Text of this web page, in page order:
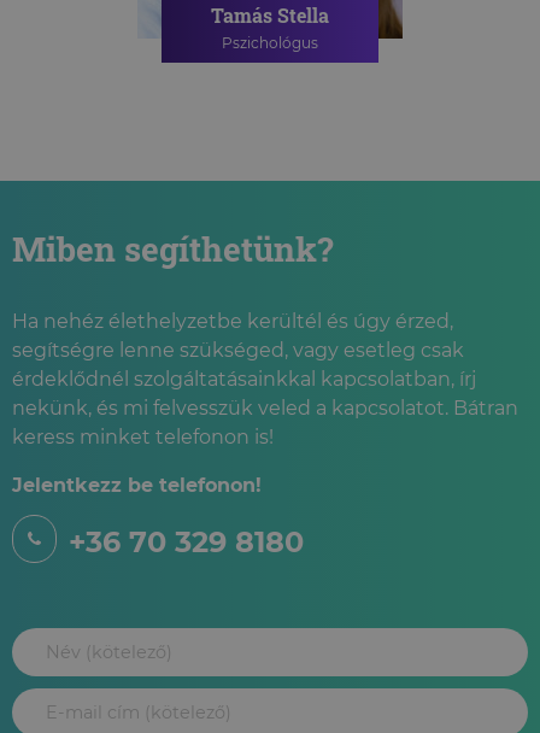
Tamás Stella
Pszichológus
Miben segíthetünk?
Ha nehéz élethelyzetbe kerültél és úgy érzed,
segítségre lenne szükséged, vagy esetleg csak
érdeklődnél szolgáltatásainkkal kapcsolatban, írj
nekünk, és mi felvesszük veled a kapcsolatot. Bátran
keress minket telefonon is!
Jelentkezz be telefonon!
+36 70 329 8180